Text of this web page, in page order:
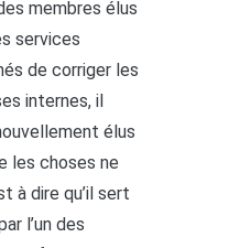
membres élus
services
de corriger les
internes, il
élus
les choses ne
à dire qu’il sert
l’un des